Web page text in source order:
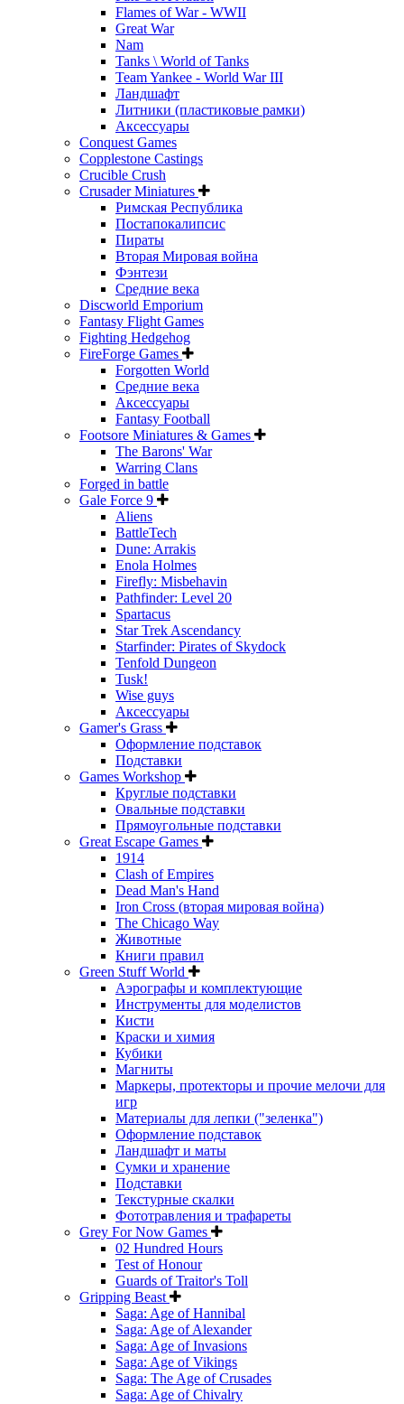
Flames of War - WWII
Great War
Nam
Tanks \ World of Tanks
Team Yankee - World War III
Ландшафт
Литники (пластиковые рамки)
Аксессуары
Conquest Games
Copplestone Castings
Crucible Crush
Crusader Miniatures
Римская Республика
Постапокалипсис
Пираты
Вторая Мировая война
Фэнтези
Средние века
Discworld Emporium
Fantasy Flight Games
Fighting Hedgehog
FireForge Games
Forgotten World
Средние века
Аксессуары
Fantasy Football
Footsore Miniatures & Games
The Barons' War
Warring Clans
Forged in battle
Gale Force 9
Aliens
BattleTech
Dune: Arrakis
Enola Holmes
Firefly: Misbehavin
Pathfinder: Level 20
Spartacus
Star Trek Ascendancy
Starfinder: Pirates of Skydock
Tenfold Dungeon
Tusk!
Wise guys
Аксессуары
Gamer's Grass
Оформление подставок
Подставки
Games Workshop
Круглые подставки
Овальные подставки
Прямоугольные подставки
Great Escape Games
1914
Clash of Empires
Dead Man's Hand
Iron Cross (вторая мировая война)
The Chicago Way
Животные
Книги правил
Green Stuff World
Аэрографы и комплектующие
Инструменты для моделистов
Кисти
Краски и химия
Кубики
Магниты
Маркеры, протекторы и прочие мелочи для
игр
Материалы для лепки ("зеленка")
Оформление подставок
Ландшафт и маты
Сумки и хранение
Подставки
Текстурные скалки
Фототравления и трафареты
Grey For Now Games
02 Hundred Hours
Test of Honour
Guards of Traitor's Toll
Gripping Beast
Saga: Age of Hannibal
Saga: Age of Alexander
Saga: Age of Invasions
Saga: Age of Vikings
Saga: The Age of Crusades
Saga: Age of Chivalry